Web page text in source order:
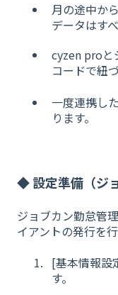
月の途中か
データはす
cyzen proと
コードで紐
一度連携し
ります。
◆ 設定準備（ジ
ジョブカン勤怠管
イアントの発行を行
[基本情報設
す。